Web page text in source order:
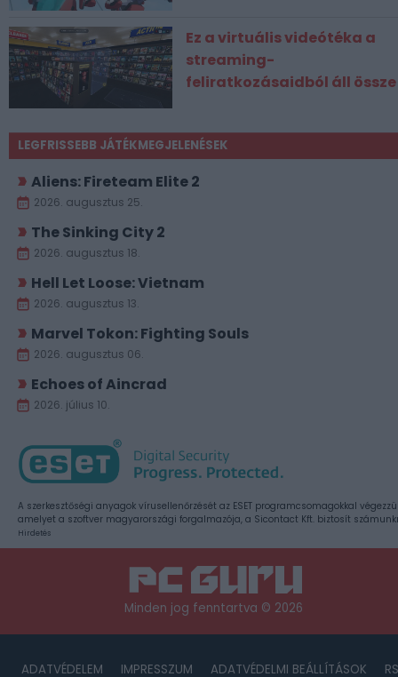
Ez a virtuális videótéka a
streaming-
feliratkozásaidból áll össze
LEGFRISSEBB JÁTÉKMEGJELENÉSEK
Aliens: Fireteam Elite 2
2026. augusztus 25.
The Sinking City 2
2026. augusztus 18.
Hell Let Loose: Vietnam
2026. augusztus 13.
Marvel Tokon: Fighting Souls
2026. augusztus 06.
Echoes of Aincrad
2026. július 10.
A szerkesztőségi anyagok vírusellenőrzését az ESET programcsomagokkal
amelyet a szoftver magyarországi forgalmazója, a Sicontact Kft. biztosít
Hirdetés
Minden jog fenntartva © 2026
ADATVÉDELEM IMPRESSZUM ADATVÉDELMI BEÁLLÍTÁSOK